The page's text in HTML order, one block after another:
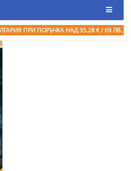
ПРИ ПОРЪЧКА НАД 35.28 € / 69 ЛВ.